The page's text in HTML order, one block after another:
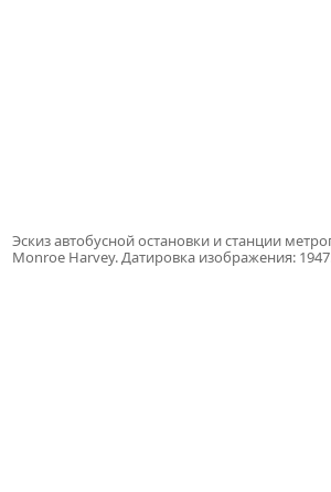
Эскиз автобусной остановки и станции
Monroe Harvey. Датировка изображения: